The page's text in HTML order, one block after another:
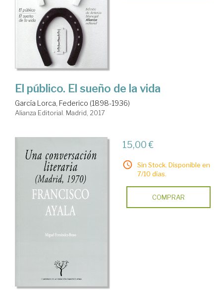
El público. El sueño de la vida
García Lorca, Federico (1898-1936)
Alianza Editorial. Madrid, 2017
15,00 €
Sin Stock. Disponible en
7/10 días.
COMPRAR